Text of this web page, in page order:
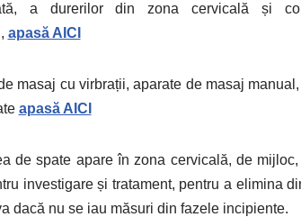
a durerilor din zona cervicală și
apasă AICI
masaj cu virbrații, aparate de masaj
apasă AICI
de spate apare în zona cervicală, de
investigare și tratament, pentru a elimina
dacă nu se iau măsuri din fazele incipiente.